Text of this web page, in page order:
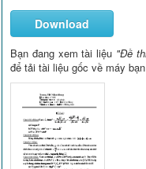
Download
Bạn đang xem tài liệu "Đề
để tải tài liệu gốc về máy